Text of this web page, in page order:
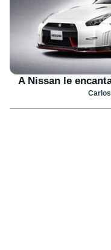
A Nissan le